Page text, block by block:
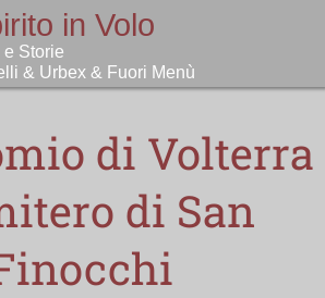
di Volterra
di San